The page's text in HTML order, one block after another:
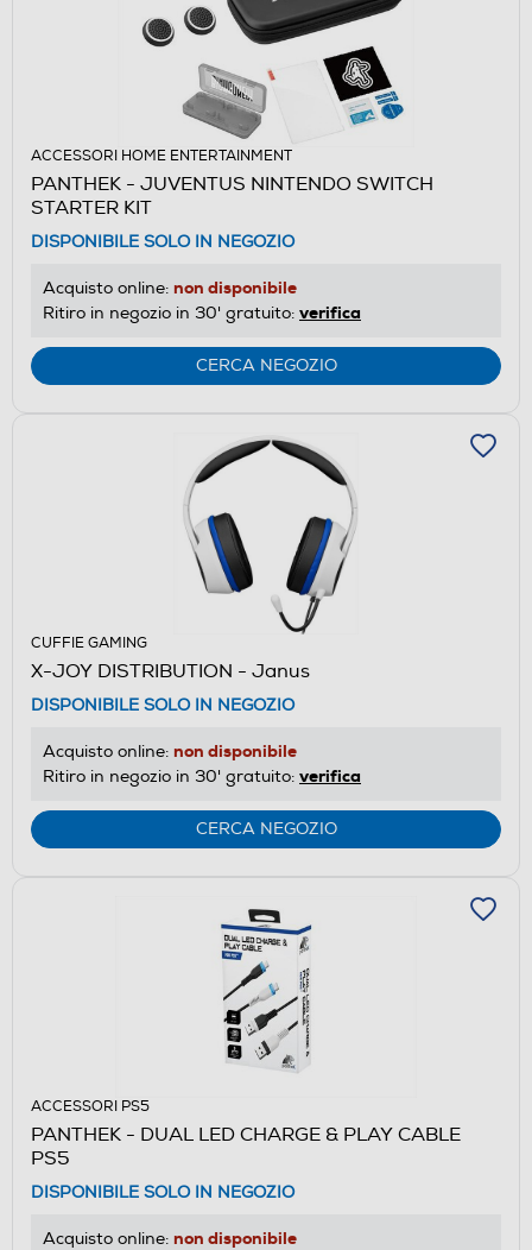
ACCESSORI HOME ENTERTAINMENT
PANTHEK - JUVENTUS NINTENDO SWITCH
STARTER KIT
DISPONIBILE SOLO IN NEGOZIO
Acquisto online: non disponibile
Ritiro in negozio in 30' gratuito: verifica
CERCA NEGOZIO
CUFFIE GAMING
X-JOY DISTRIBUTION - Janus
DISPONIBILE SOLO IN NEGOZIO
Acquisto online: non disponibile
Ritiro in negozio in 30' gratuito: verifica
CERCA NEGOZIO
ACCESSORI PS5
PANTHEK - DUAL LED CHARGE & PLAY CABLE
PS5
DISPONIBILE SOLO IN NEGOZIO
Acquisto online: non disponibile